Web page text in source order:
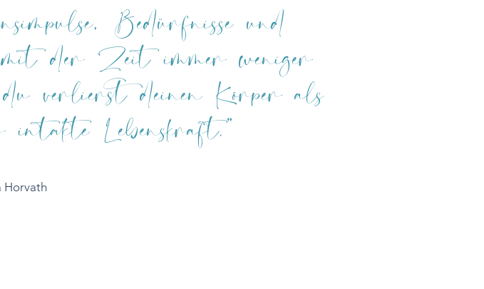
Bedürfnisse und
der Zeit immer weniger
du verlierst deinen Körper als
intakte Lebenskraft."
Horvath